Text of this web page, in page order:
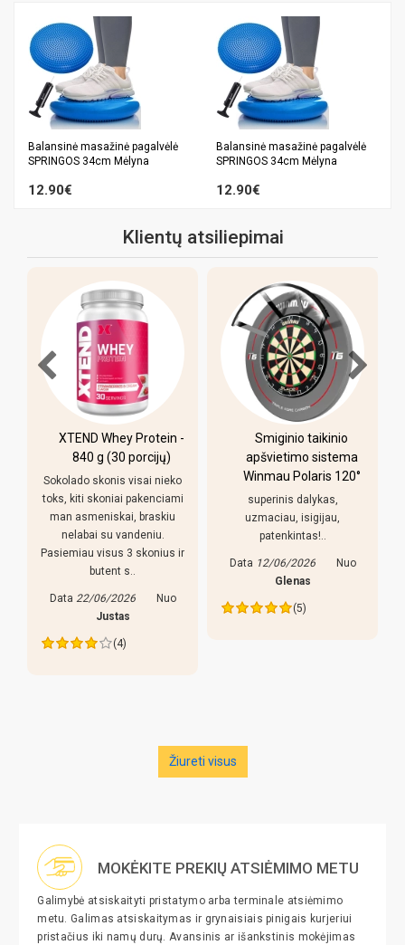
Balansinė masažinė pagalvėlė
SPRINGOS 34cm Mėlyna
12.90€
Balansinė masažinė pagalvėlė
SPRINGOS 34cm Mėlyna
12.90€
Klientų atsiliepimai
XTEND Whey Protein -
840 g (30 porcijų)
Sokolado skonis visai nieko
toks, kiti skoniai pakenciami
man asmeniskai, braskiu
nelabai su vandeniu.
Pasiemiau visus 3 skonius ir
butent s..
Data 22/06/2026
Nuo
Justas
(4)
Smiginio taikinio
apšvietimo sistema
Winmau Polaris 120°
superinis dalykas,
uzmaciau, isigijau,
patenkintas!..
Data 12/06/2026
Nuo
Glenas
(5)
Žiureti visus
MOKĖKITE PREKIŲ ATSIĖMIMO METU
Galimybė atsiskaityti pristatymo arba terminale atsiėmimo
metu. Galimas atsiskaitymas ir grynaisiais pinigais kurjeriui
pristačius iki namų durų. Avansinis ar išankstinis mokėjimas